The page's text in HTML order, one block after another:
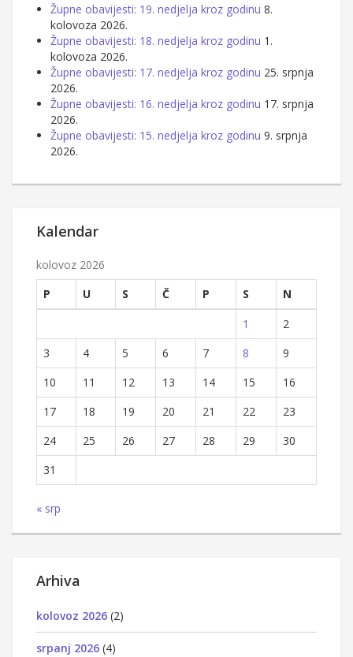
Župne obavijesti: 19. nedjelja kroz godinu 8.
kolovoza 2026.
Župne obavijesti: 18. nedjelja kroz godinu 1.
kolovoza 2026.
Župne obavijesti: 17. nedjelja kroz godinu 25. srpnja
2026.
Župne obavijesti: 16. nedjelja kroz godinu 17. srpnja
2026.
Župne obavijesti: 15. nedjelja kroz godinu 9. srpnja
2026.
Kalendar
kolovoz 2026
P
U S Č P S
N
1
2
3
4 5 6 7 8
9
10
11 12 13 14 15
16
17
18 19 20 21 22
23
24
25 26 27 28 29
30
31
« srp
Arhiva
kolovoz 2026 (2)
srpanj 2026 (4)